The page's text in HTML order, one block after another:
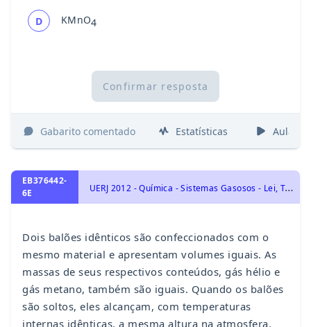
D KMnO4
Confirmar resposta
Gabarito comentado Estatísticas Aulas
EB376442-
6E
U
ERJ 2012 - Química - Sistemas Gasosos - Lei, Teoria Cinética, Equação e Mistura dos Gases. Princípio de Avogadro., Transformações Químicas
Dois balões idênticos são confeccionados com o
mesmo material e apresentam volumes iguais. As
massas de seus respectivos conteúdos, gás hélio e
gás metano, também são iguais. Quando os balões
são soltos, eles alcançam, com temperaturas
internas idênticas, a mesma altura na atmosfera.